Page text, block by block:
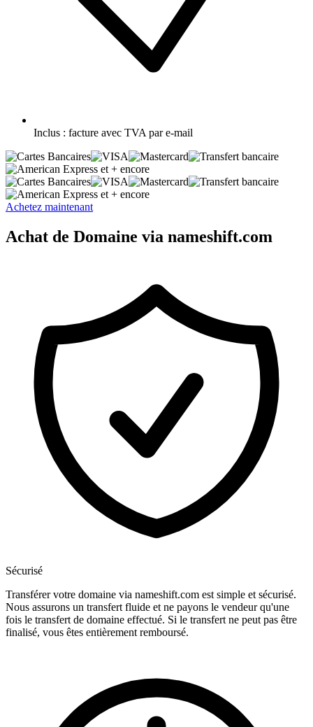
Inclus : facture avec TVA par e-mail
et + encore
et + encore
Achetez maintenant
Achat de Domaine via nameshift.com
Sécurisé
Transférer votre domaine via nameshift.com est simple et sécurisé.
Nous assurons un transfert fluide et ne payons le vendeur qu'une
fois le transfert de domaine effectué. Si le transfert ne peut pas être
finalisé, vous êtes entièrement remboursé.